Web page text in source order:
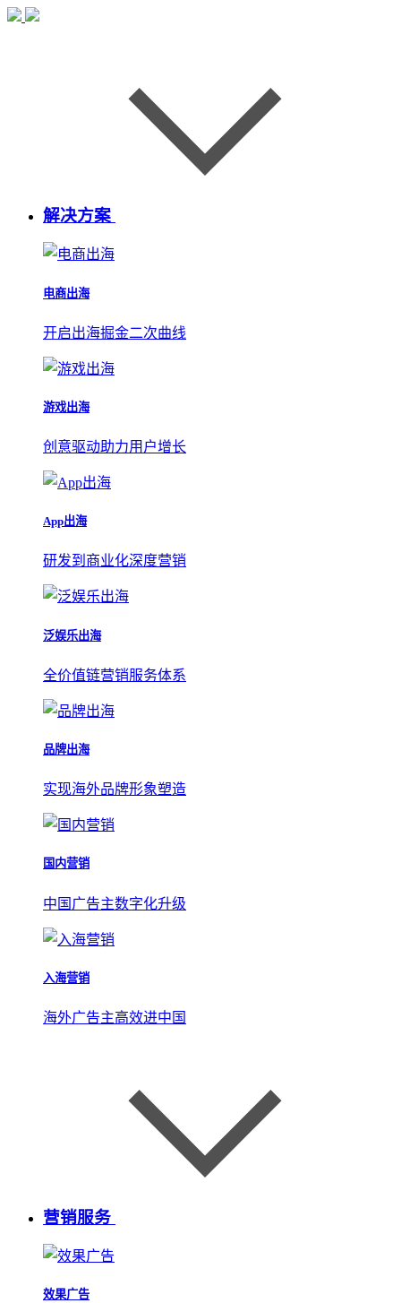
解决方案
电商出海
开启出海掘金二次曲线
游戏出海
创意驱动助力用户增长
App出海
研发到商业化深度营销
泛娱乐出海
全价值链营销服务体系
品牌出海
实现海外品牌形象塑造
国内营销
中国广告主数字化升级
入海营销
海外广告主高效进中国
营销服务
效果广告